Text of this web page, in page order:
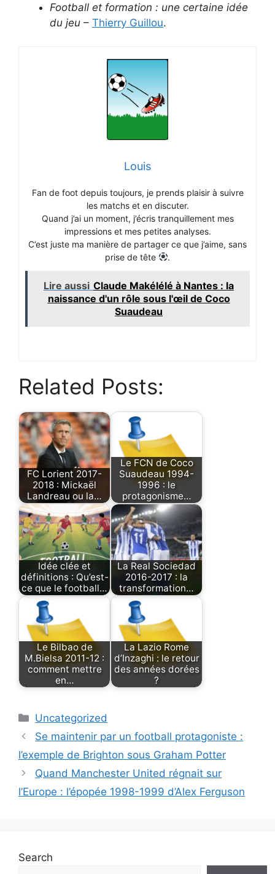
Football et formation : une certaine idée
du jeu – Thierry Guillou.
Louis
Fan de foot depuis toujours, je prends plaisir à suivre
les matchs et en discuter.
Quand j’ai un moment, j’écris tranquillement mes
impressions et mes petites analyses.
C’est juste ma manière de partager ce que j’aime, sans
prise de tête
.
Lire aussi Claude Makélélé à Nantes : la
naissance d'un rôle sous l'œil de Coco
Suaudeau
Related Posts:
FC Lorient 2017-
2018 : Mickaël
Landreau ou la…
Le FCN de Coco
Suaudeau 1994-
1996 : le
protagonisme…
Idée clée et
définitions : Qu’est-
ce que le football…
La Real Sociedad
2016-2017 : la
transformation…
Le Bilbao de
M.Bielsa 2011-12 :
comment mettre
en…
La Lazio Rome
d’Inzaghi : le retour
des années dorées
?
Categories
Uncategorized
Se maintenir par un football protagoniste :
l’exemple de Brighton sous Graham Potter
Quand Manchester United régnait sur
l’Europe : l’épopée 1998-1999 d’Alex Ferguson
Search